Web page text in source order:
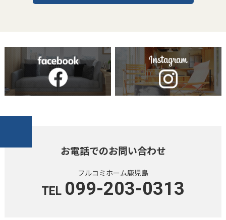
お電話でのお問い合わせ
フルコミホーム鹿児島
TEL 099-203-0313